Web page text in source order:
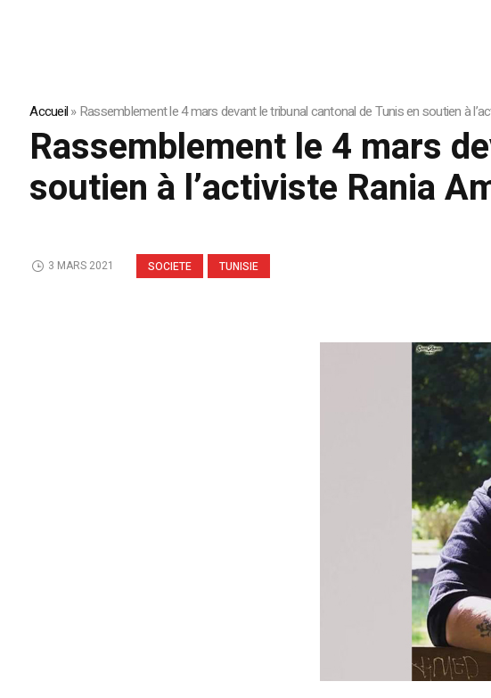
Accueil»Rassemblement le 4 mars devant le tribunal cantonal de Tunis en soutien à
Rassemblement le 4 mars
soutien à l’activiste Rania
SOCIETE TUNISIE
3 MARS 2021